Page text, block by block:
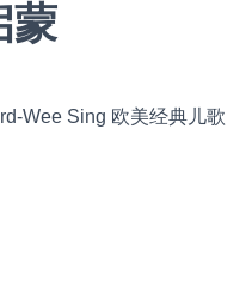
蒙
Wee Sing 欧美经典儿歌